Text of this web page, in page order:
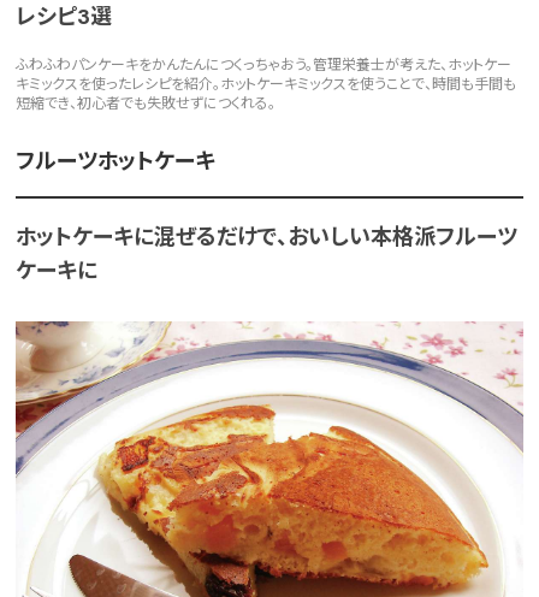
レシピ3選
ふわふわパンケーキをかんたんにつくっちゃおう。管理栄養士が考えた、ホットケー
キミックスを使ったレシピを紹介。ホットケーキミックスを使うことで、時間も手間も
短縮でき、初心者でも失敗せずにつくれる。
フルーツホットケーキ
ホットケーキに混ぜるだけで、おいしい本格派フルーツ
ケーキに